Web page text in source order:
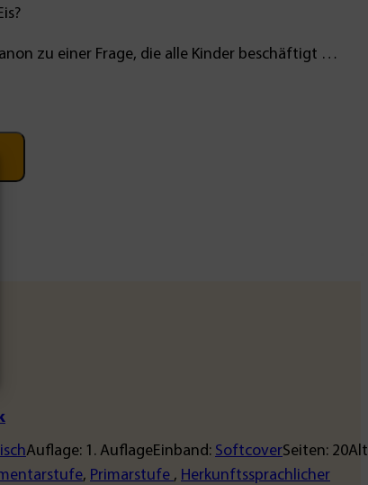
zu einer Frage, die alle Kinder beschäftigt …
Auflage: 1 . AuflageEinband: SoftcoverSeiten: 20
, Primarstufe , Herkunftssprachlicher